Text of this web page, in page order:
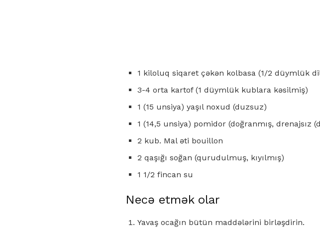
1 kiloluq siqaret çəkən kolbasa (1/2 düymlük
3-4 orta kartof (1 düymlük kublara kəsilmiş)
1 (15 unsiya) yaşıl noxud (duzsuz)
1 (14,5 unsiya) pomidor (doğranmış,
2 kub. Mal əti bouillon
2 qaşığı soğan (qurudulmuş, kıyılmış)
1 1/2 fincan su
Necə etmək olar
Yavaş ocağın bütün maddələrini birləşdirin.